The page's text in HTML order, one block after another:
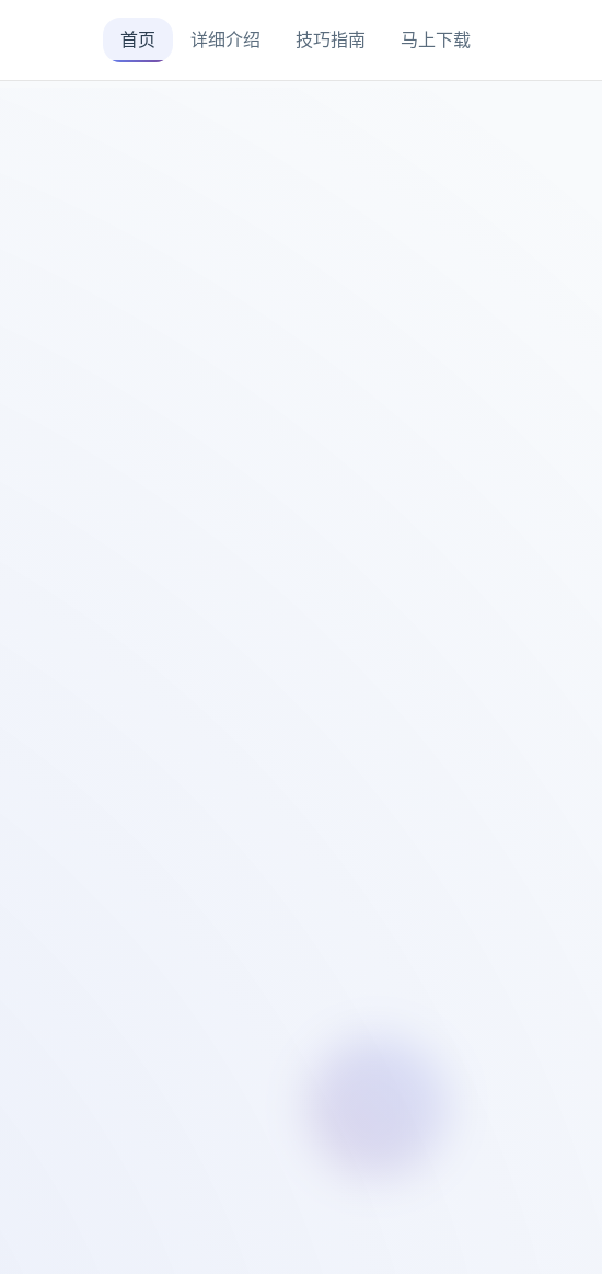
首页 详细介绍 技巧指南 马上下载